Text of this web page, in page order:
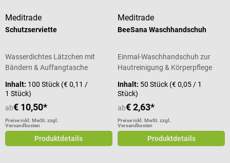
Meditrade
Schutzserviette
Wasserdichtes Lätzchen mit
Bändern & Auffangtasche
Inhalt: 100 Stück (€ 0,11 /
1 Stück)
ab€ 10,50*
Preise inkl. MwSt. zzgl.
Versandkosten
Produktdetails
Meditrade
BeeSana Waschhandschuh
Einmal-Waschhandschuh zur
Hautreinigung & Körperpflege
Inhalt: 50 Stück (€ 0,05 / 1
Stück)
ab€ 2,63*
Preise inkl. MwSt. zzgl.
Versandkosten
Produktdetails